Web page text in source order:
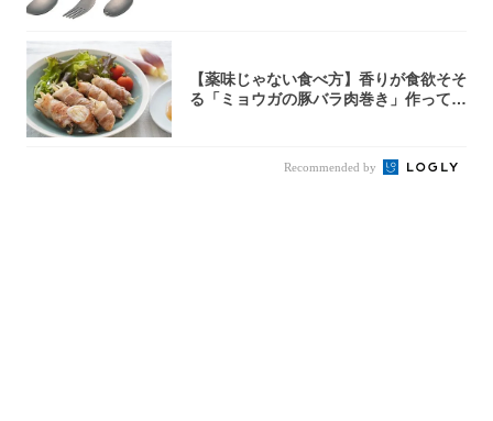
【薬味じゃない食べ方】香りが食欲そそ
る「ミョウガの豚バラ肉巻き」作ってみ
Recommended by